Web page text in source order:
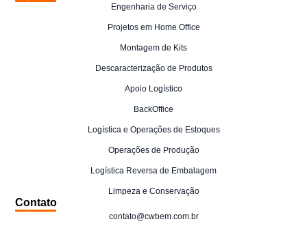
Engenharia de Serviço
Projetos em Home Office
Montagem de Kits
Descaracterização de Produtos
Apoio Logístico
BackOffice
Logística e Operações de Estoques
Operações de Produção
Logística Reversa de Embalagem
Limpeza e Conservação
Contato
contato@cwbem.com.br